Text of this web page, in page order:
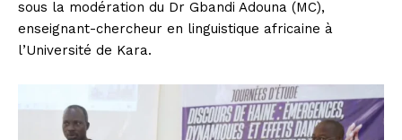
sous la modération du Dr Gbandi Adouna (MC),
enseignant-chercheur en linguistique africaine à
l’Université de Kara.